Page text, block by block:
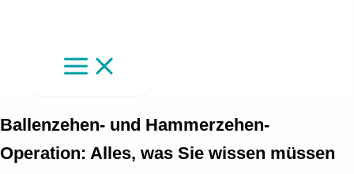
Ballenzehen- und Hammerzehen-
Operation: Alles, was Sie wissen müssen